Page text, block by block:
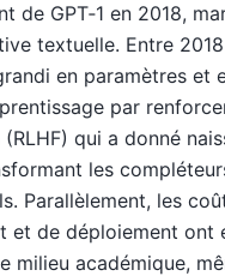
de GPT‑1 en 2018,
textuelle. Entre
en paramètres et
par
qui a donné
les
Parallèlement, les
et de déploiement ont
milieu académique,